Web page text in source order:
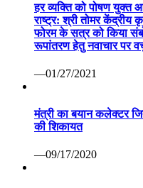
हर व्यक्ति को पोषण युक्त
राष्ट्र: श्री तोमर केंद्रीय
फोरम के सत्र को किया
रूपांतरण हेतु नवाचार पर
—01/27/2021
मंत्री का बयान कलेक्टर
की शिकायत
—09/17/2020